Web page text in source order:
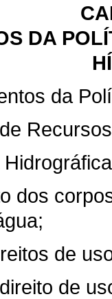
DA
da
dos
de
de